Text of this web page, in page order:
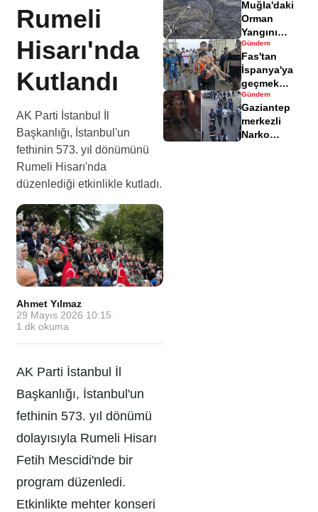
Rumeli
Hisarı'nda
Kutlandı
AK Parti İstanbul İl
Başkanlığı, İstanbul'un
fethinin 573. yıl dönümünü
Rumeli Hisarı'nda
düzenlediği etkinlikle kutladı.
Ahmet Yılmaz·
29 Mayıs 2026 10:15 ·
1 dk okuma
AK Parti İstanbul İl
Başkanlığı, İstanbul'un
fethinin 573. yıl dönümü
dolayısıyla Rumeli Hisarı
Fetih Mescidi'nde bir
program düzenledi.
Etkinlikte mehter konseri
yaralandı
Muğla'daki
Orman
Yangını
Sonrası
Zarar Gören
Alanlar
Havadisinde
Gündem
Fas'tan
İspanya'ya
geçmek
isteyen
göçmenler
geri döndü
Gündem
Gaziantep
merkezli
Narko